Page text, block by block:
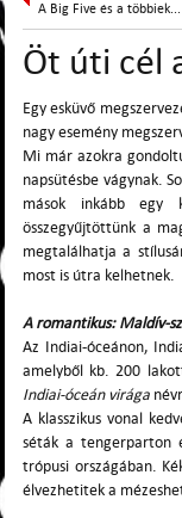
A Big Five és a többiek...
Öt úti cél
Egy esküvő
nagy esemény
Mi már azokra
napsütésbe vágynak.
mások inkább egy
összegyűjtöttünk a
megtalálhatja a
most is útra kelhetnek.
A romantikus: Maldív-
Az Indiai-óceánon,
amelyből kb. 200
Indiai-óceán virága
A klasszikus vonal
séták a tengerparton
trópusi országában.
élvezhetitek a